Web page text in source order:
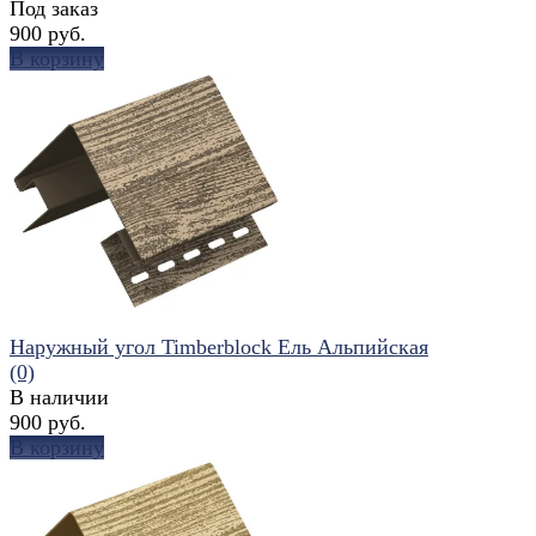
избранное сравнить
Под заказ
900 руб.
В корзину
Наружный угол Timberblock Ель Альпийская
(0)
В наличии
900 руб.
В корзину